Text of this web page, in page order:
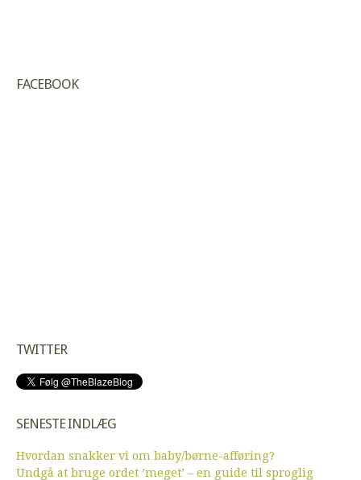
FACEBOOK
TWITTER
SENESTE INDLÆG
Hvordan snakker vi om baby/børne-afføring?
Undgå at bruge ordet ’meget’ – en guide til sproglig